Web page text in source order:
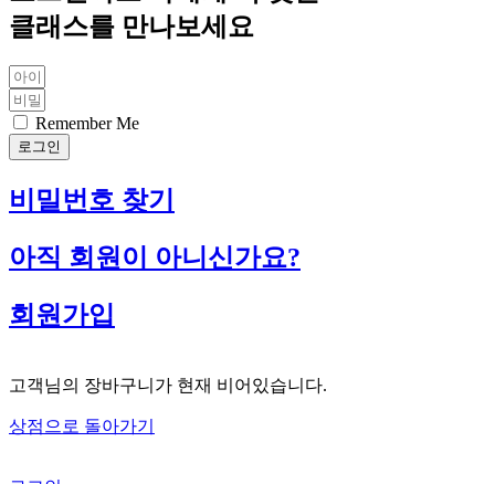
클래스를 만나보세요
Remember Me
로그인
비밀번호 찾기
아직 회원이 아니신가요?
회원가입
고객님의 장바구니가 현재 비어있습니다.
상점으로 돌아가기